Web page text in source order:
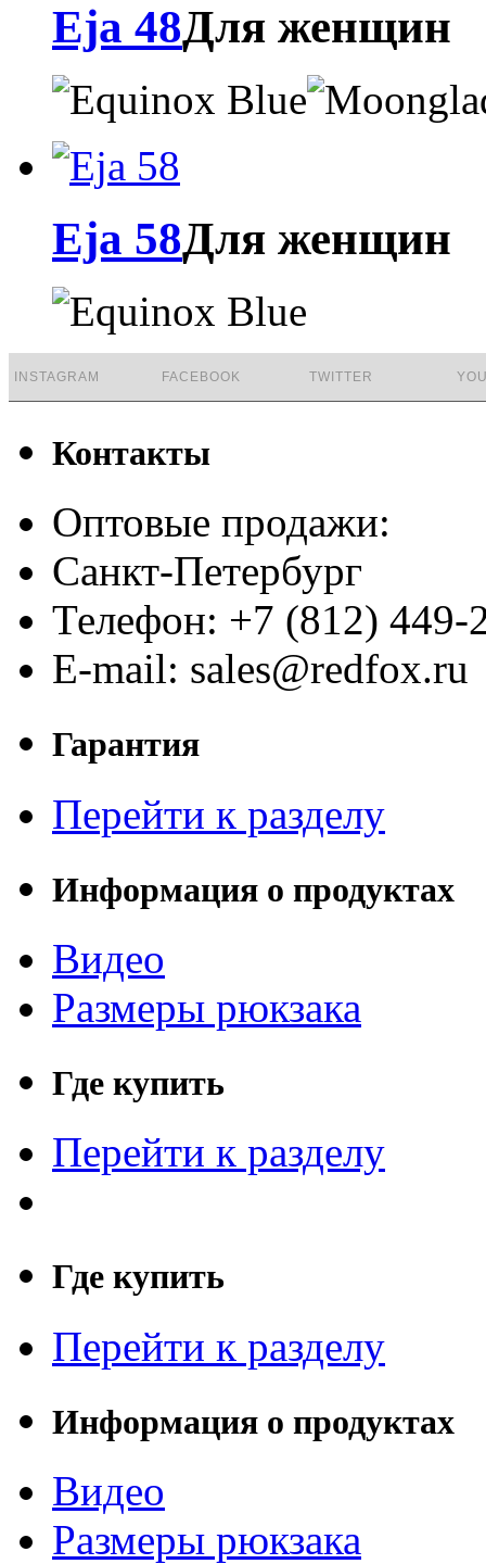
Eja 48Для женщин
Eja 58Для женщин
INSTAGRAM FACEBOOK TWITTER
Контакты
Оптовые продажи:
Санкт-Петербург
Телефон: +7 (812) 449-
E-mail: sales@redfox.ru
Гарантия
Перейти к разделу
Информация о продуктах
Видео
Размеры рюкзака
Где купить
Перейти к разделу
Где купить
Перейти к разделу
Информация о продуктах
Видео
Размеры рюкзака